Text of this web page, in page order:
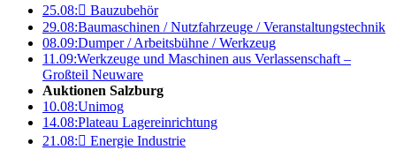
25.08: Bauzubehör
29.08:Baumaschinen / Nutzfahrzeuge / Veranstaltungstechnik
08.09:Dumper / Arbeitsbühne / Werkzeug
11.09:Werkzeuge und Maschinen aus Verlassenschaft –
Großteil Neuware
Auktionen Salzburg
10.08:Unimog
14.08:Plateau Lagereinrichtung
21.08: Energie Industrie